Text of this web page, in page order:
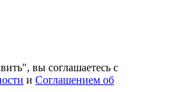
вы соглашаетесь с
и Соглашением об